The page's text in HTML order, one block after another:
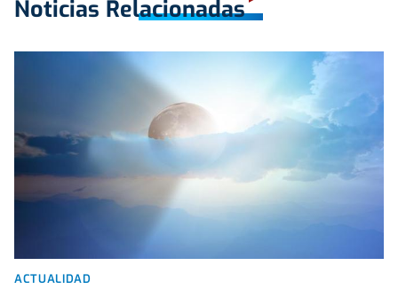
Noticias Relacionadas
ACTUALIDAD